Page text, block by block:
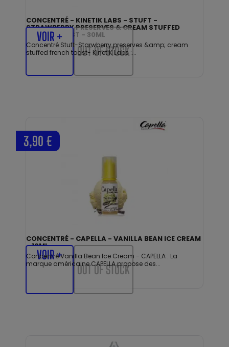
CONCENTRÉ - KINETIK LABS - STUFT -
STRAWBERRY PRESERVES & CREAM STUFFED
FRENCH TOAST - 30ML
Concentré Stuft-Starwberry preserves &amp; cream
stuffed french toast- KinetiK Labs :...
VOIR +
OUT OF STOCK
CONCENTRÉ - CAPELLA - VANILLA BEAN ICE CREAM
- 10ML
Concentré Vanilla Bean Ice Cream - CAPELLA : La
marque américaine CAPELLA propose des...
3,90 €
VOIR +
OUT OF STOCK